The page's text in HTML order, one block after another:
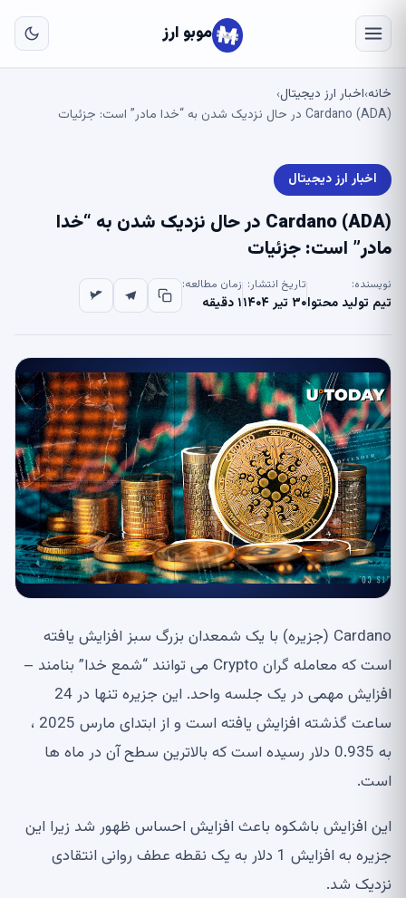
موبو ارز
خانه›اخبار ارز دیجیتال›
Cardano (ADA) در حال نزدیک شدن به “خدا مادر” است: جزئیات
اخبار ارز دیجیتال
Cardano (ADA) در حال نزدیک شدن به “خدا
مادر” است: جزئیات
نویسنده:
تیم تولید محتوا
تاریخ انتشار:
۳۰ تیر ۱۴۰۴
زمان مطالعه:
۱ دقیقه
Cardano (جزیره) با یک شمعدان بزرگ سبز افزایش یافته
است که معامله گران Crypto می توانند “شمع خدا” بنامند –
افزایش مهمی در یک جلسه واحد. این جزیره تنها در 24
ساعت گذشته افزایش یافته است و از ابتدای مارس 2025 ،
به 0.935 دلار رسیده است که بالاترین سطح آن در ماه ها
است.
این افزایش باشکوه باعث افزایش احساس ظهور شد زیرا این
جزیره به افزایش 1 دلار به یک نقطه عطف روانی انتقادی
نزدیک شد.